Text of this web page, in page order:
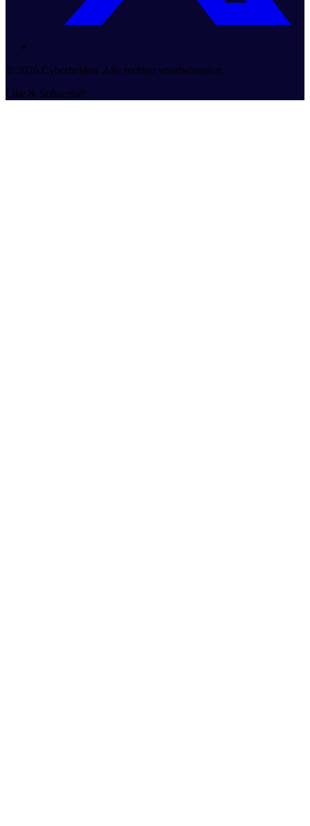
© 2026 Cyberhelden. Alle rechten voorbehouden.
Like & Subscribe!